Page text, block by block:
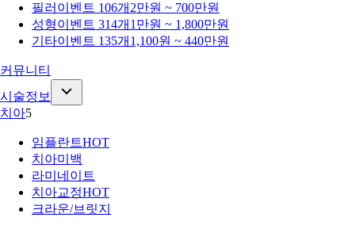
필러 이벤트 106개 2만원 ~ 700만원
성형이벤트 314개 1만원 ~ 1,800만원
기타이벤트 135개 1,100원 ~ 440만원
커뮤니티
시술정보
치아5
임플란트HOT
치아미백
라미네이트
치아교정HOT
크라운/브릿지